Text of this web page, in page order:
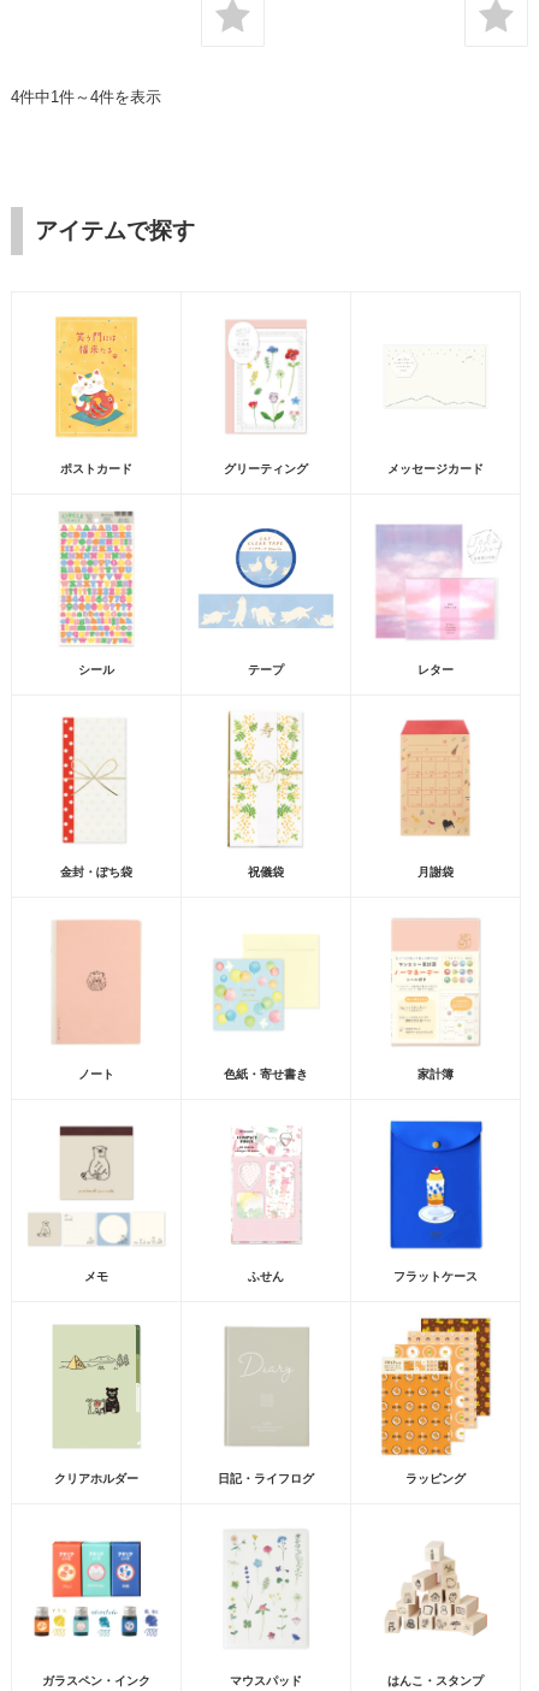
4件中1件～4件を表示
アイテムで探す
ポストカード グリーティング メッセージカード
シール テープ レター
金封・ぽち袋 祝儀袋 月謝袋
ノート 色紙・寄せ書き 家計簿
メモ ふせん フラットケース
クリアホルダー 日記・ライフログ ラッピング
ガラスペン・インク マウスパッド はんこ・スタンプ